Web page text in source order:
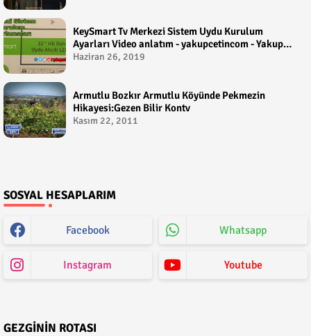
KeySmart Tv Merkezi Sistem Uydu Kurulum
Ayarları Video anlatım - yakupcetincom - Yakup
Çetin
Haziran 26, 2019
Armutlu Bozkır Armutlu Köyünde Pekmezin
Hikayesi:Gezen Bilir Kontv
Kasım 22, 2011
SOSYAL HESAPLARIM
Facebook Whatsapp
Instagram Youtube
GEZGININ ROTASI